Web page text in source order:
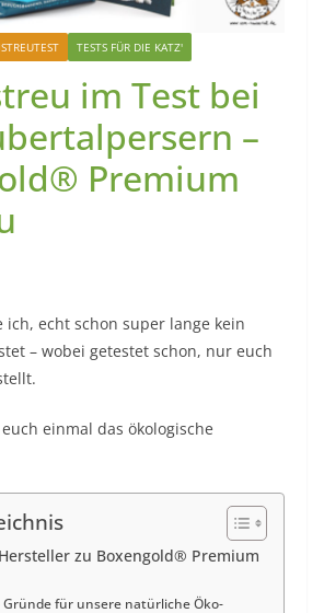
TESTS FÜR DIE KATZ'
im Test bei
–
Premium
ich, echt schon super lange kein
– wobei getestet schon, nur euch
einmal das ökologische
zu Boxengold® Premium
Gründe für unsere natürliche Öko-